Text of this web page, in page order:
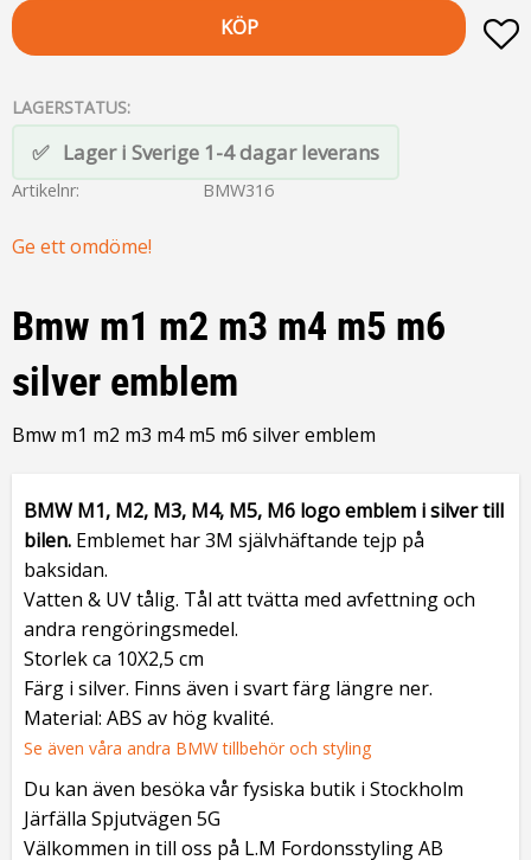
KÖP
LAGERSTATUS
Lager i Sverige 1-4 dagar leverans
Artikelnr BMW316
Ge ett omdöme!
Bmw m1 m2 m3 m4 m5 m6
silver emblem
Bmw m1 m2 m3 m4 m5 m6 silver emblem
BMW M1, M2, M3, M4, M5, M6 logo emblem i silver till
bilen. Emblemet har 3M självhäftande tejp på
baksidan.
Vatten & UV tålig. Tål att tvätta med avfettning och
andra rengöringsmedel.
Storlek ca 10X2,5 cm
Färg i silver. Finns även i svart färg längre ner.
Material: ABS av hög kvalité.
Se även våra andra BMW tillbehör och styling
Du kan även besöka vår fysiska butik i Stockholm
Järfälla Spjutvägen 5G
Välkommen in till oss på L.M Fordonsstyling AB